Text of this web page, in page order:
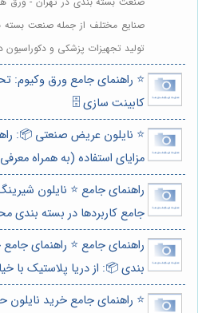
صنایع مختلف از جمله صنعت بسته
تولید تجهیزات پزشکی و
⭐️ راهنمای جامع ورق وکیوم:
کابینت سازی 🗄️
⭐️ نایلون عریض صنعتی 📦:
مزایای استفاده (به همراه
راهنمای جامع ⭐️ نایلون
جامع کاربردها در بسته
راهنمای جامع ⭐️ راهنمای
بندی 📦: از دریا پلاستیک با
⭐️ راهنمای جامع خرید نایلون